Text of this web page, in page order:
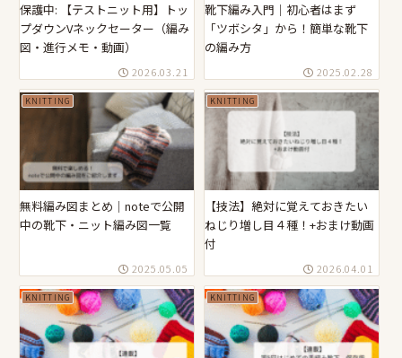
保護中: 【テストニット用】トッ
プダウンVネックセーター（編み
図・進行メモ・動画）
2026.03.21
靴下編み入門｜初心者はまず
「ツボシタ」から！簡単な靴下
の編み方
2025.02.28
KNITTING
無料編み図まとめ｜noteで公開
中の靴下・ニット編み図一覧
2025.05.05
KNITTING
【技法】絶対に覚えておきたい
ねじり増し目４種！+おまけ動画
付
2026.04.01
KNITTING KNITTING